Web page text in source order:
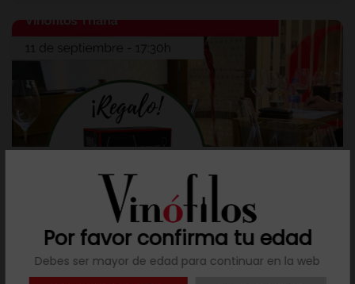
Por favor confirma tu edad
Debes ser mayor de edad para continuar en la web